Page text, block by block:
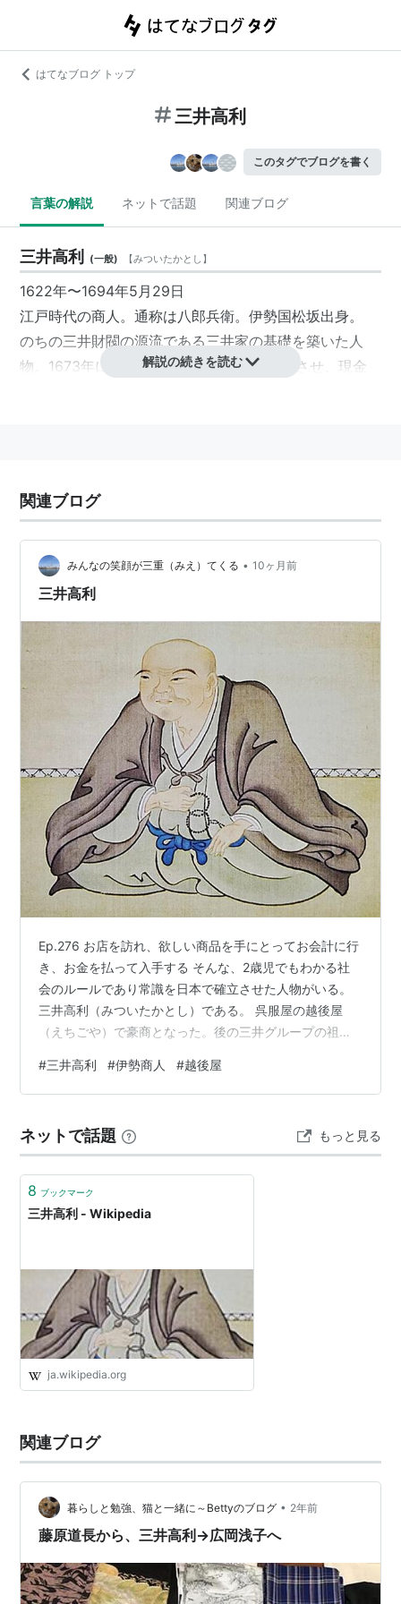
はてなブログ トップ
三井高利
このタグでブログを書く
言葉の解説 ネットで話題 関連ブログ
三井高利 (一般) 【みついたかとし 】
1622年〜1694年5月29日
江戸時代の商人。通称は八郎兵衛。伊勢国松坂出身。
のちの三井財閥の源流である三井家の基礎を築いた人
物。1673年に江戸に呉服店の越後屋を開店させ、現金
解説の続きを読む
関連ブログ
みんなの笑顔が三重（みえ）てくる • 10ヶ月前
三井高利
Ep.276 お店を訪れ、欲しい商品を手にとってお会計に行
き、お金を払って入手する そんな、2歳児でもわかる社
会のルールであり常識を日本で確立させた人物がいる。
三井高利（みついたかとし）である。 呉服屋の越後屋
（えちごや）で豪商となった。後の三井グループの祖
業グループである「三井」の始まりは、三重県なのだ。
三井高利 (1622-1694) 江戸時代序盤。呉服を買うとは、
や屋敷に品を揃えてやって来たので、武家も庶民もその
中から選んだ。そしてその売値は、相手によって異なっ
#三井高利 #伊勢商人 #越後屋
ネットで話題 もっと見る
8 ブックマーク
三井高利 - Wikipedia
ja.wikipedia.org
関連ブログ
暮らしと勉強、猫と一緒に～Bettyのブログ • 2年前
藤原道長から、三井高利→広岡浅子へ